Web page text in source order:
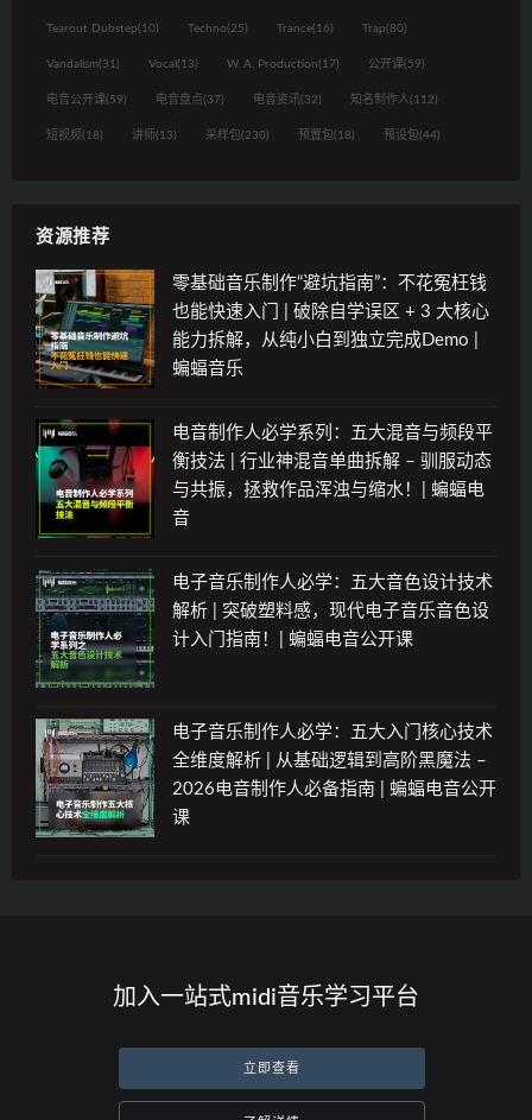
Tearout Dubstep(10) Techno(25) Trance(16) Trap(80)
Vandalism(31) Vocal (13) W. A. Production(17) 公开课(59)
电音公开课(59) 电音盘点 (37) 电音资讯 (32) 知名制作人 (112)
短视频 (18) 讲师(13) 采样包(230) 预置包(18) 预设包(44)
资源推荐
零基础音乐制作“避坑指南”：不花冤枉钱
也能快速入门 | 破除自学误区 + 3 大核心
能力拆解，从纯小白到独立完成Demo |
蝙蝠音乐
电音制作人必学系列：五大混音与频段平
衡技法 | 行业神混音单曲拆解 – 驯服动态
与共振，拯救作品浑浊与缩水！| 蝙蝠电
音
电子音乐制作人必学：五大音色设计技术
解析 | 突破塑料感，现代电子音乐音色设
计入门指南！| 蝙蝠电音公开课
电子音乐制作人必学：五大入门核心技术
全维度解析 | 从基础逻辑到高阶黑魔法 –
2026电音制作人必备指南 | 蝙蝠电音公开
课
加入一站式midi音乐学习平台
立即查看